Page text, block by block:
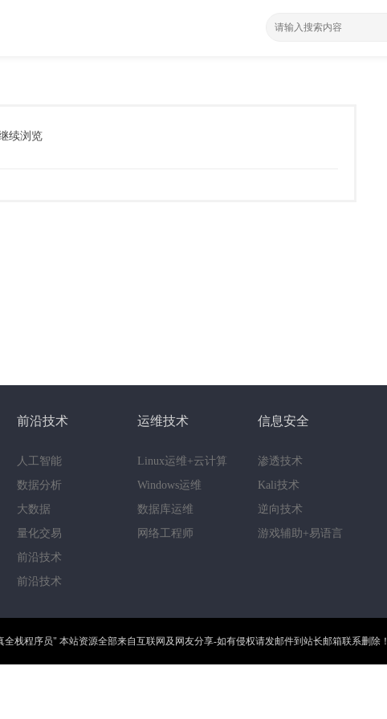
续浏览
前沿技术
人工智能
数据分析
大数据
量化交易
前沿技术
前沿技术
运维技术
Linux运维+云计算
Windows运维
数据库运维
网络工程师
信息安全
渗透技术
Kali技术
逆向技术
游戏辅助+易语言
全栈程序员" 本站资源全部来自互联网及网友分享-如有侵权请发邮件到站长邮箱联系删除！